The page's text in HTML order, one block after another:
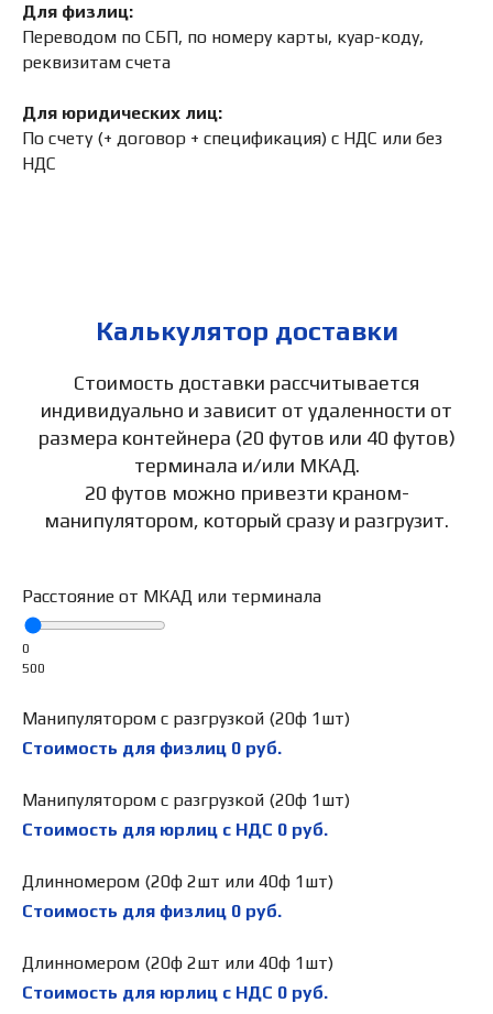
Для физлиц:
Переводом по СБП, по номеру карты, куар-коду,
реквизитам счета
Для юридических лиц:
По счету (+ договор + спецификация) с НДС или без
НДС
Калькулятор доставки
Стоимость доставки рассчитывается
индивидуально и зависит от удаленности от
размера контейнера (20 футов или 40 футов)
терминала и/или МКАД.
20 футов можно привезти краном-
манипулятором, который сразу и разгрузит.
Расстояние от МКАД или терминала
0
500
Манипулятором с разгрузкой (20ф 1шт)
Стоимость для физлиц 0 руб.
Манипулятором с разгрузкой (20ф 1шт)
Стоимость для юрлиц с НДС 0 руб.
Длинномером (20ф 2шт или 40ф 1шт)
Стоимость для физлиц 0 руб.
Длинномером (20ф 2шт или 40ф 1шт)
Стоимость для юрлиц с НДС 0 руб.